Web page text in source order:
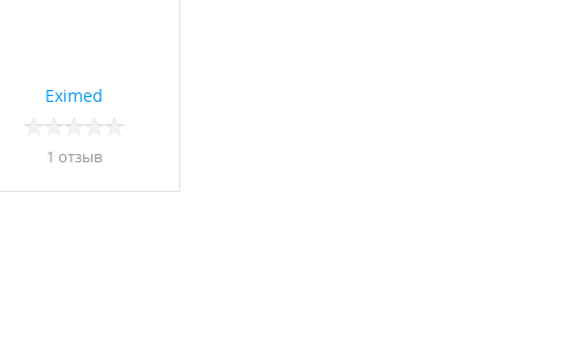
Eximed
1 отзыв